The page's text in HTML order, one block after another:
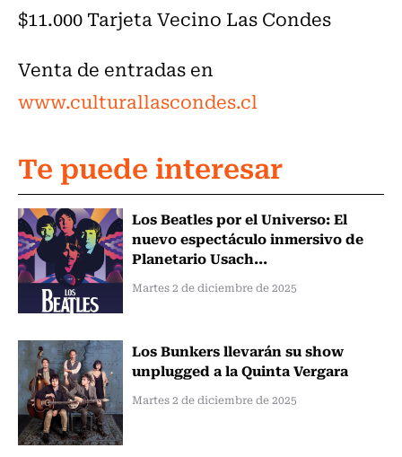
$11.000 Tarjeta Vecino Las Condes
Venta de entradas en
www.culturallascondes.cl
Te puede interesar
Los Beatles por el Universo: El
nuevo espectáculo inmersivo de
Planetario Usach...
Martes 2 de diciembre de 2025
Los Bunkers llevarán su show
unplugged a la Quinta Vergara
Martes 2 de diciembre de 2025